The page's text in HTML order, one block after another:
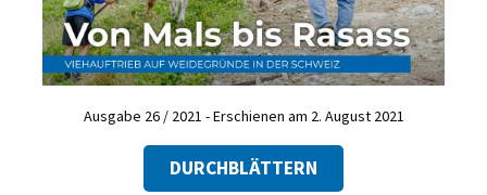
Ausgabe 26 / 2021 - Erschienen am 2. August 2021
DURCHBLÄTTERN